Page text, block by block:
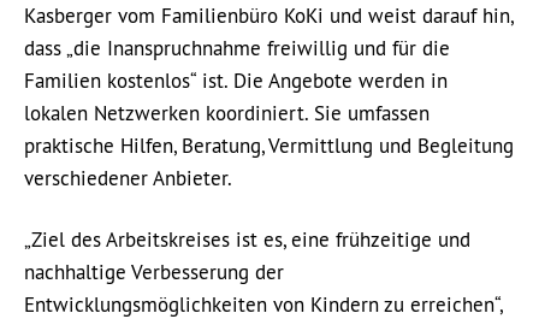
Kasberger vom Familienbüro KoKi und weist darauf hin,
dass „die Inanspruchnahme freiwillig und für die
Familien kostenlos“ ist. Die Angebote werden in
lokalen Netzwerken koordiniert. Sie umfassen
praktische Hilfen, Beratung, Vermittlung und Begleitung
verschiedener Anbieter.
„Ziel des Arbeitskreises ist es, eine frühzeitige und
nachhaltige Verbesserung der
Entwicklungsmöglichkeiten von Kindern zu erreichen“,